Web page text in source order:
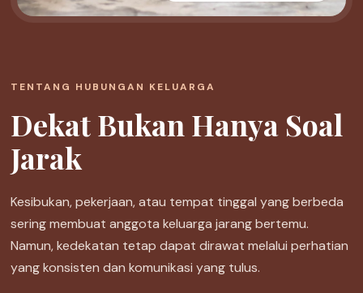
TENTANG HUBUNGAN KELUARGA
Dekat Bukan Hanya Soal
Jarak
Kesibukan, pekerjaan, atau tempat tinggal yang berbeda
sering membuat anggota keluarga jarang bertemu.
Namun, kedekatan tetap dapat dirawat melalui perhatian
yang konsisten dan komunikasi yang tulus.